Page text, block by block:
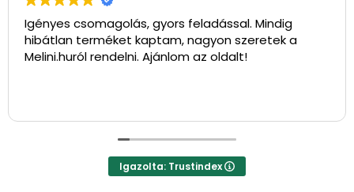
Igényes csomagolás, gyors feladással. Mindig
hibátlan terméket kaptam, nagyon szeretek a
Melini.huról rendelni. Ajánlom az oldalt!
Igazolta: Trustindex